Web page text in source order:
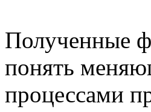
Полученные
понять
процессами